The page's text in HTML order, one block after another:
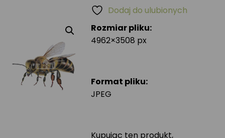
Rozmiar pliku:
4962×3508 px
Format pliku:
JPEG
Kupując ten produkt,
Dodaj do ulubionych